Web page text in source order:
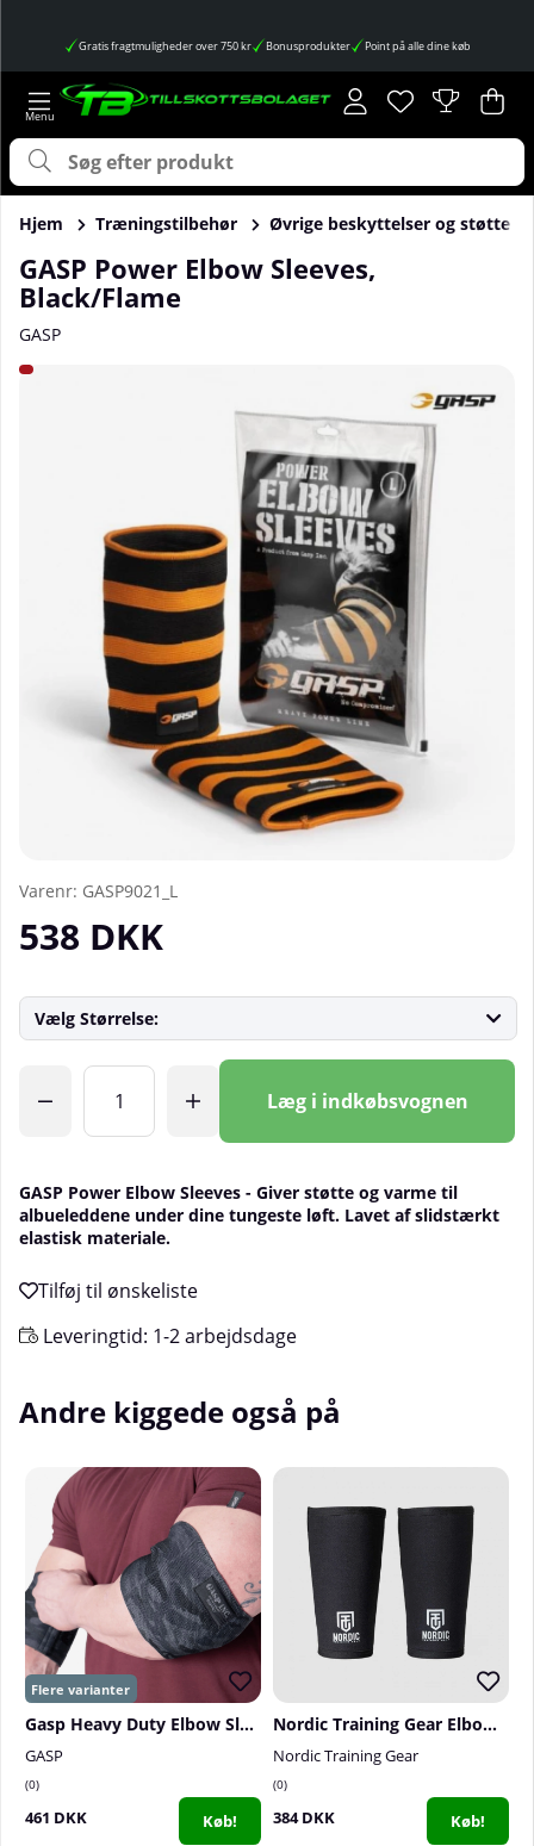
Gratis fragtmuligheder over 750 kr Bonusprodukter Point på alle dine køb
Ønskeliste
Antal på
. .
Hjem Træningstilbehør Øvrige beskyttelser og støtte
GASP Power Elbow Sleeves,
Black/Flame
GASP
Produktbilleder GASP Power Elbow Sleeves, Black/Flame
Varenr: GASP9021_L
538 DKK
Vælg Størrelse:
Læg i indkøbsvognen
GASP Power Elbow Sleeves - Giver støtte og varme til
albueleddene under dine tungeste løft. Lavet af slidstærkt
elastisk materiale.
Leveringtid: 1-2 arbejdsdage
Andre kiggede også på
Gasp Heavy Duty Elbow Sleeve, dark camo
GASP
0
461 DKK Køb!
Nordic Training Gear Elbow Sleeves, 5-7 mm
Nordic Training Gear
0
384 DKK Køb!